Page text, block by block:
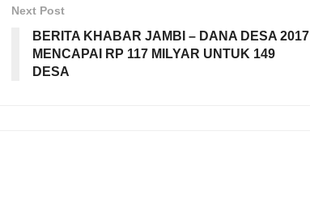
Next Post
BERITA KHABAR JAMBI – DANA DESA 2017
MENCAPAI RP 117 MILYAR UNTUK 149
DESA